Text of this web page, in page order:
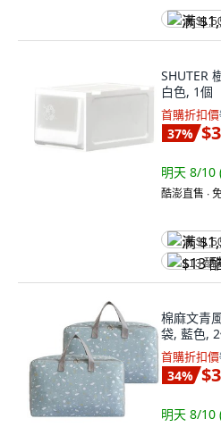
满
SHUTER
白色, 1個
首購折扣價
37%
明天 8/10
酷澎直售 ∙
满
$13 酷
棉麻文青
袋, 藍色,
首購折扣價
34%
明天 8/10